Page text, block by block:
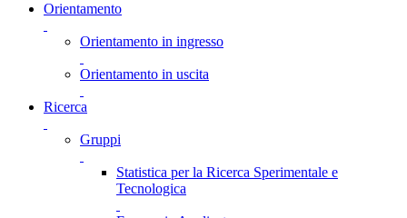
Orientamento
Orientamento in ingresso
Orientamento in uscita
Ricerca
Gruppi
Statistica per la Ricerca Sperimentale e
Tecnologica